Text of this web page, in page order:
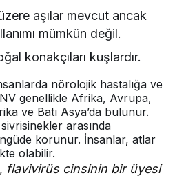
aşılar mevcut ancak
mümkün değil.
konakçıları kuşlardır.
nörolojik hastalığa ve
genellikle Afrika, Avrupa,
ve Batı Asya’da bulunur.
arasında
korunur. İnsanlar, atlar
olabilir.
flavivirüs cinsinin bir üyesi